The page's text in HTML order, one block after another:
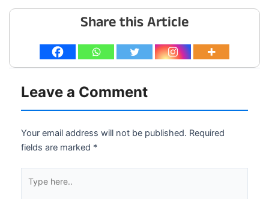
Share this Article
Leave a Comment
Your email address will not be published. Required
fields are marked *
here..